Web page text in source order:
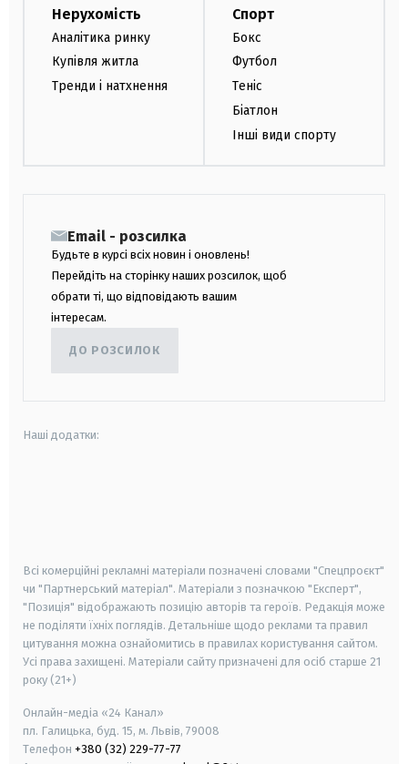
Нерухомість
Аналітика ринку
Купівля житла
Тренди і натхнення
Спорт
Бокс
Футбол
Теніс
Біатлон
Інші види спорту
Email - розсилка
Будьте в курсі всіх новин і оновлень!
Перейдіть на сторінку наших розсилок, щоб
обрати ті, що відповідають вашим
інтересам.
ДО РОЗСИЛОК
Наші додатки:
Всі комерційні рекламні матеріали позначені словами "Спецпроєкт"
чи "Партнерський матеріал". Матеріали з позначкою "Експерт",
"Позиція" відображають позицію авторів та героїв. Редакція може
не поділяти їхніх поглядів. Детальніше щодо реклами та правил
цитування можна ознайомитись в правилах користування сайтом.
Усі права захищені. Матеріали сайту призначені для осіб старше 21
року (21+)
Онлайн-медіа «24 Канал»
пл. Галицька, буд. 15, м. Львів, 79008
Телефон +380 (32) 229-77-77